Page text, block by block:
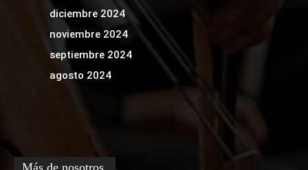
diciembre 2024
noviembre 2024
septiembre 2024
agosto 2024
Más de nosotros.